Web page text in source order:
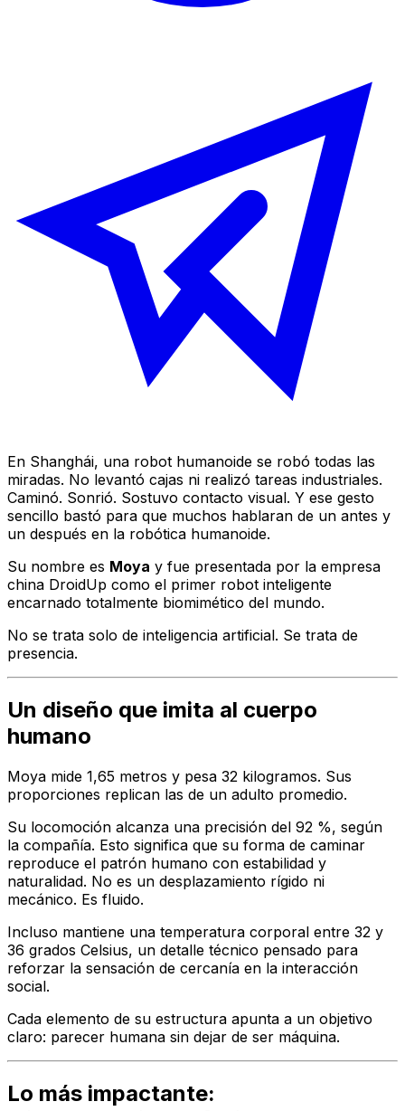
En Shanghái, una robot humanoide se robó todas las
miradas. No levantó cajas ni realizó tareas industriales.
Caminó. Sonrió. Sostuvo contacto visual. Y ese gesto
sencillo bastó para que muchos hablaran de un antes y
un después en la robótica humanoide.
Su nombre es Moya y fue presentada por la empresa
china DroidUp como el primer robot inteligente
encarnado totalmente biomimético del mundo.
No se trata solo de inteligencia artificial. Se trata de
presencia.
Un diseño que imita al cuerpo
humano
Moya mide 1,65 metros y pesa 32 kilogramos. Sus
proporciones replican las de un adulto promedio.
Su locomoción alcanza una precisión del 92 %, según
la compañía. Esto significa que su forma de caminar
reproduce el patrón humano con estabilidad y
naturalidad. No es un desplazamiento rígido ni
mecánico. Es fluido.
Incluso mantiene una temperatura corporal entre 32 y
36 grados Celsius, un detalle técnico pensado para
reforzar la sensación de cercanía en la interacción
social.
Cada elemento de su estructura apunta a un objetivo
claro: parecer humana sin dejar de ser máquina.
Lo más impactante: